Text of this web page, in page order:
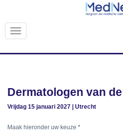
Dermatologen van
Vrijdag 15 januari 2027 | Utrecht
Maak hieronder uw keuze *